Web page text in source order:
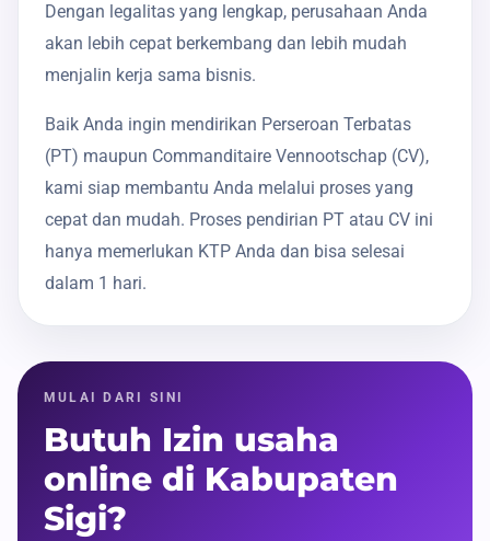
Dengan legalitas yang lengkap, perusahaan Anda
akan lebih cepat berkembang dan lebih mudah
menjalin kerja sama bisnis.
Baik Anda ingin mendirikan Perseroan Terbatas
(PT) maupun Commanditaire Vennootschap (CV),
kami siap membantu Anda melalui proses yang
cepat dan mudah. Proses pendirian PT atau CV ini
hanya memerlukan KTP Anda dan bisa selesai
dalam 1 hari.
MULAI DARI SINI
Butuh Izin usaha
online di Kabupaten
Sigi?